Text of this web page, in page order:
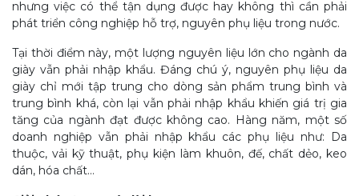
nhưng việc có thể tận dụng được hay không thì cần phải
phát triển công nghiệp hỗ trợ, nguyên phụ liệu trong nước.
Tại thời điểm này, một lượng nguyên liệu lớn cho ngành da
giày vẫn phải nhập khẩu. Đáng chú ý, nguyên phụ liệu da
giày chỉ mới tập trung cho dòng sản phẩm trung bình và
trung bình khá, còn lại vẫn phải nhập khẩu khiến giá trị gia
tăng của ngành đạt được không cao. Hàng năm, một số
doanh nghiệp vẫn phải nhập khẩu các phụ liệu như: Da
thuộc, vải kỹ thuật, phụ kiện làm khuôn, đế, chất dẻo, keo
dán, hóa chất…